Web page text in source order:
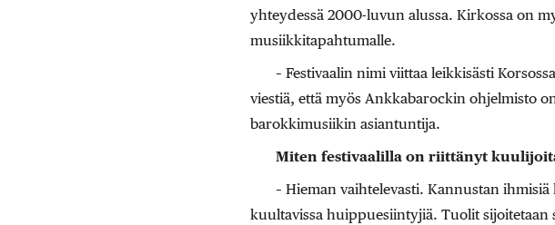
yhteydessä 2000-luvun alussa. Kirkossa on
musiikkitapahtumalle.
– Festivaalin nimi viittaa leikkisästi
viestiä, että myös Ankkabarockin ohjelmisto
barokkimusiikin asiantuntija.
Miten festivaalilla on riittänyt
– Hieman vaihtelevasti. Kannustan
kuultavissa huippu­esiintyjiä. Tuolit sijoitetaan